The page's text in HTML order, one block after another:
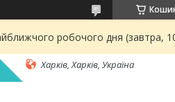
робочого дня (завтра,
Харків, Харків, Україна